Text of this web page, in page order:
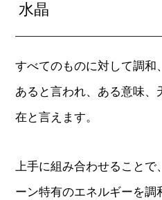
水晶
すべてのものに対して調和
あると言われ、ある意味、
在と言えます。
上手に組み合わせること
ーン特有のエネルギーを調